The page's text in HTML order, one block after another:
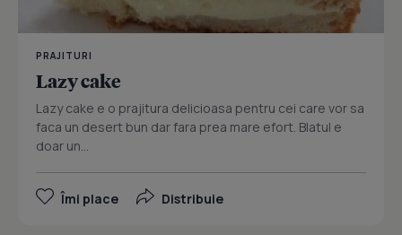
PRAJITURI
Lazy cake
Lazy cake e o prajitura delicioasa pentru cei care vor sa
faca un desert bun dar fara prea mare efort. Blatul e
doar un...
Îmi place Distribuie